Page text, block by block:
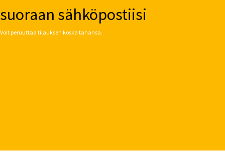
suoraan sähköpostiisi
Voit peruuttaa tilauksen koska tahansa.